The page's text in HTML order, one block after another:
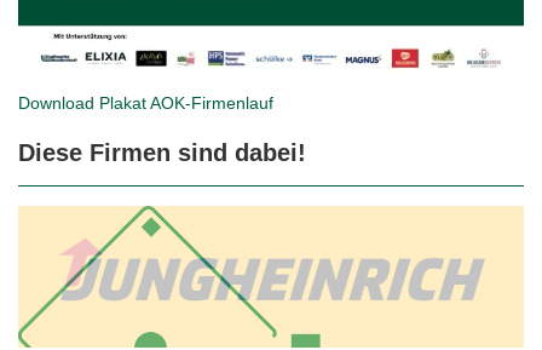
Download PlakatAOK-Firmenlauf
Diese Firmen sind dabei!